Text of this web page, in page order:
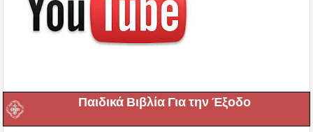
Παιδικά Βιβλία Για την Έξοδο